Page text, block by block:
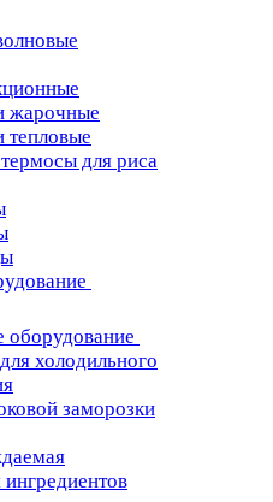
жарочные
тепловые
для риса
оборудование
холодильного
заморозки